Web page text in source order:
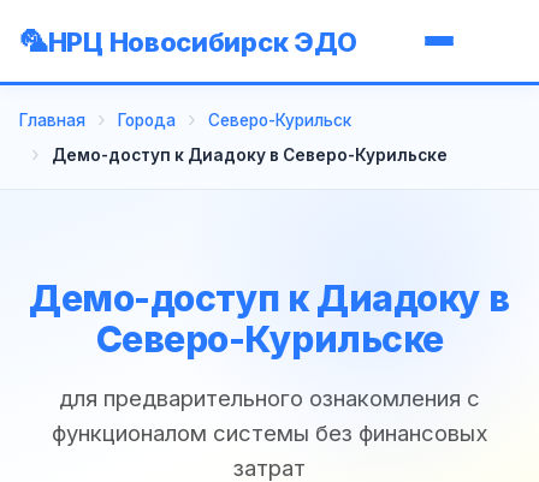
НРЦ Новосибирск ЭДО
Главная Города
Северо-Курильск
Демо-доступ к Диадоку в Северо-Курильске
Демо-доступ к Диадоку в
Северо-Курильске
для предварительного ознакомления с
функционалом системы без финансовых
затрат